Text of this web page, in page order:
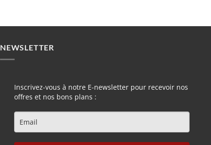
NEWSLETTER
Inscrivez-vous à notre E-newsletter pour recevoir nos
offres et nos bons plans :